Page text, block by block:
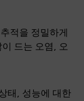
적을 정밀하게
드는 오염, 오
태, 성능에 대한